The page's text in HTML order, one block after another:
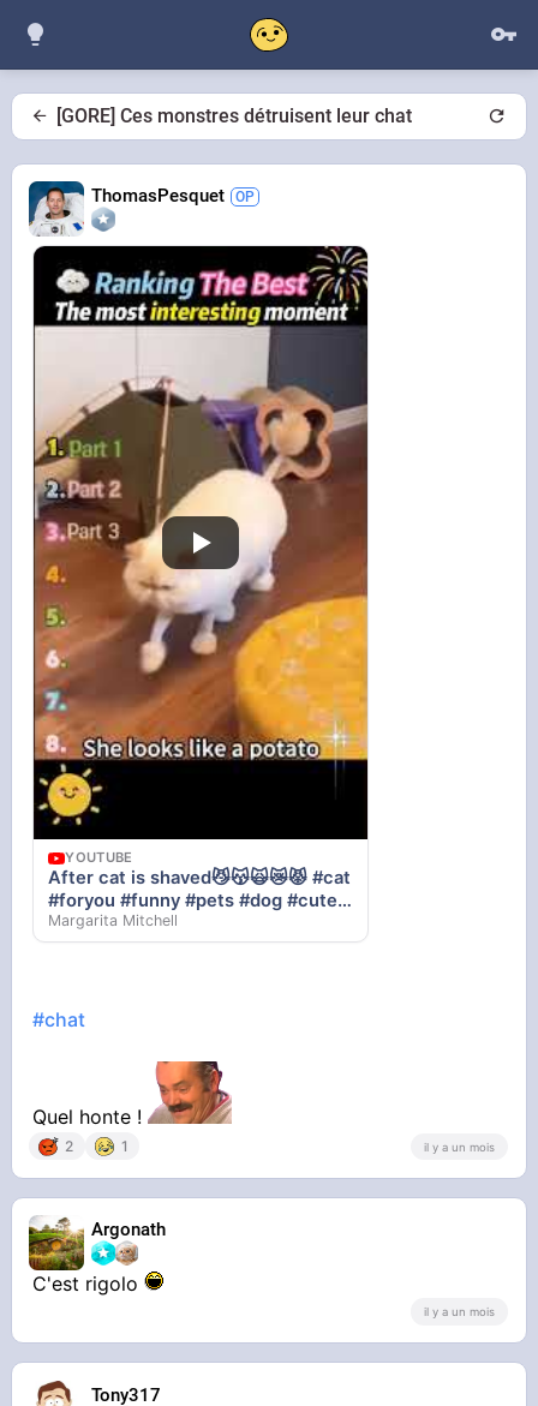
[GORE] Ces monstres détruisent leur chat
ThomasPesquet
YOUTUBE
After cat is shaved😼😽🙀😿😾 #cat
#foryou #funny #pets #dog #cute
#fyp #top
Margarita Mitchell
#chat
Quel honte !
2 1 il y a un mois
Argonath
C'est rigolo
il y a un mois
Tony317